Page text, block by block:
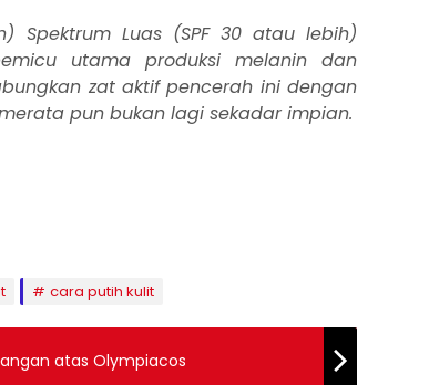
Spektrum Luas (SPF 30 atau lebih)
utama produksi melanin dan
zat aktif pencerah ini dengan
pun bukan lagi sekadar impian.
cara putih kulit
atas Olympiacos